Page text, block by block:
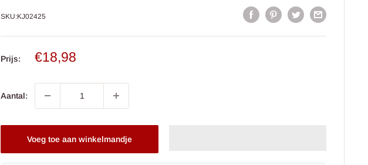
SKU:KJ02425
Prijs:
Verkoop
€18,98
Aantal:
Voeg toe aan winkelmandje